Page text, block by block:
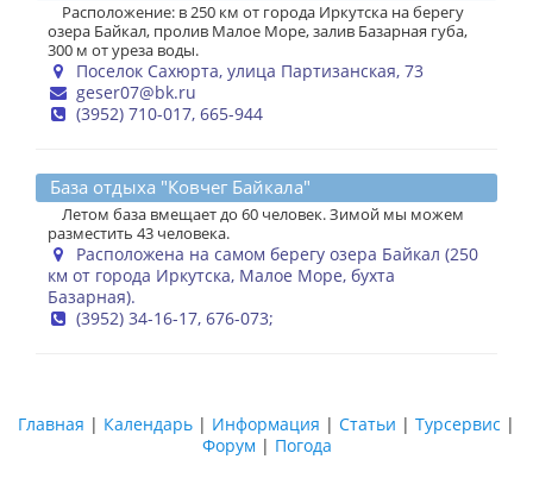
Расположение: в 250 км от города Иркутска на берегу
озера Байкал, пролив Малое Море, залив Базарная губа,
300 м от уреза воды.
Поселок Сахюрта, улица Партизанская, 73
geser07@bk.ru
(3952) 710-017, 665-944
База отдыха "Ковчег Байкала"
Летом база вмещает до 60 человек. Зимой мы можем
разместить 43 человека.
Расположена на самом берегу озера Байкал (250
км от города Иркутска, Малое Море, бухта
Базарная).
(3952) 34-16-17, 676-073;
Главная | Календарь | Информация | Статьи | Турсервис |
Форум | Погода